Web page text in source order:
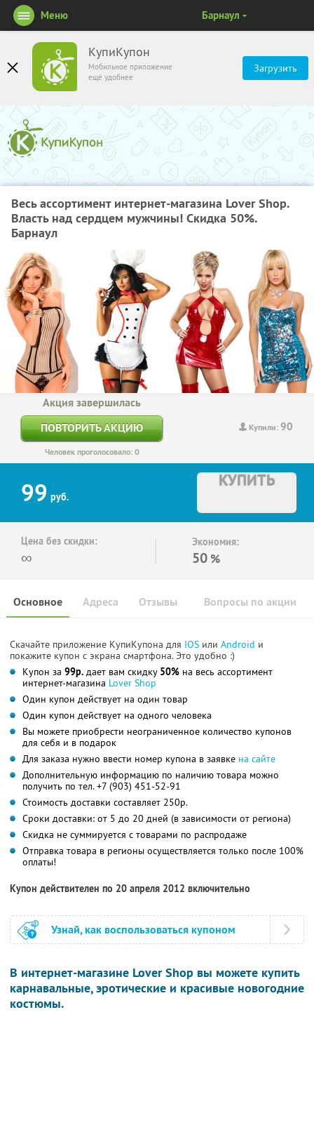
КупиКупон
Мобильное приложение
ещё удобнее
Загрузить
Меню Барнаул
Весь ассортимент интернет-магазина Lover Shop.
Власть над сердцем мужчины! Скидка 50%.
Барнаул
Купили:90
Акция завершилась
ПОВТОРИТЬ АКЦИЮ
Человек проголосовало: 0
99 руб.
КУПИТЬ
Цена без скидки:
∞
Экономия:
50 %
Основное Отзывы Вопросы по акции
Адреса
Скачайте приложение КупиКупона для IOS или Android и
покажите купон с экрана смартфона. Это удобно :)
Купон за 99р. дает вам скидку 50% на весь ассортимент
интернет-магазина Lover Shop
Один купон действует на один товар
Один купон действует на одного человека
Вы можете приобрести неограниченное количество купонов
для себя и в подарок
Для заказа нужно ввести номер купона в заявке на сайте
Дополнительную информацию по наличию товара можно
получить по тел. +7 (903) 451-52-91
Стоимость доставки составляет 250р.
Сроки доставки: от 5 до 20 дней (в зависимости от региона)
Скидка не суммируется с товарами по распродаже
Отправка товара в регионы осуществляется только после 100%
оплаты!
Купон действителен по 20 апреля 2012 включительно
Узнай, как воспользоваться купоном
В интернет-магазине Lover Shop вы можете купить
карнавальные, эротические и красивые новогодние
костюмы.